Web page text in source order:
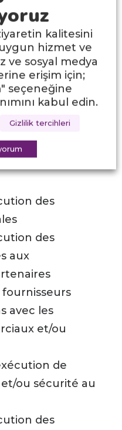
des activités
et/ou
de
efficience
des
des
aux
avec les
et/ou
de
ou sécurité au
des
kalitesini
hizmet ve
ve sosyal medya
erişim için;
seçeneğine
kabul edin.
Gizlilik tercihleri